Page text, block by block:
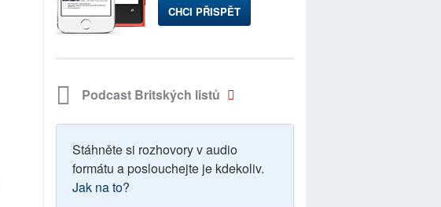
CHCI PŘISPĚT
Podcast Britských listů
Stáhněte si rozhovory v audio
formátu a poslouchejte je kdekoliv.
Jak na to?